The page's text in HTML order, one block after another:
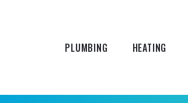
PLUMBING HEATING